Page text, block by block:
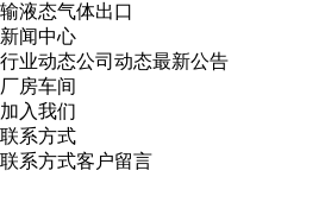
输液态气体出口
新闻中心
行业动态公司动态最新公告
厂房车间
加入我们
联系方式
联系方式客户留言